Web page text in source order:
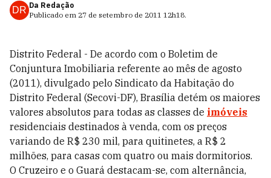
DR Da Redação
Publicado em 27 de setembro de 2011 12h18.
Distrito Federal - De acordo com o Boletim de
Conjuntura Imobiliaria referente ao mês de agosto
(2011), divulgado pelo Sindicato da Habitação do
Distrito Federal (Secovi-DF), Brasília detém os maiores
valores absolutos para todas as classes de imóveis
residenciais destinados à venda, com os preços
variando de R$ 230 mil, para quitinetes, a R$ 2
milhões, para casas com quatro ou mais dormitorios.
O Cruzeiro e o Guará destacam-se, com alternância,